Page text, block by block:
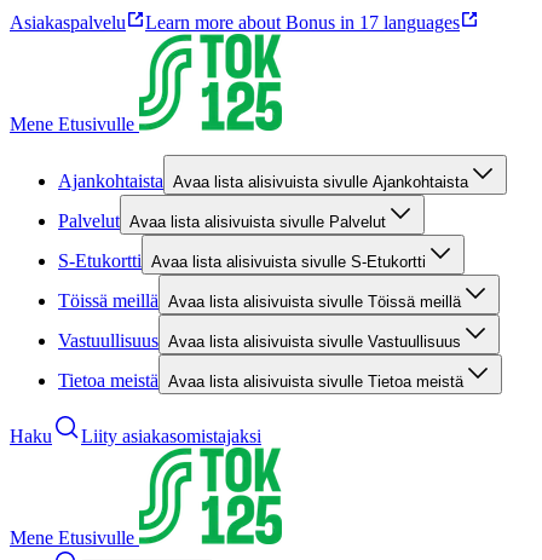
Asiakaspalvelu Learn more about Bonus in 17 languages
Mene Etusivulle
Ajankohtaista Avaa lista alisivuista sivulle Ajankohtaista
Palvelut Avaa lista alisivuista sivulle Palvelut
S-Etukortti Avaa lista alisivuista sivulle S-Etukortti
Töissä meillä Avaa lista alisivuista sivulle Töissä meillä
Vastuullisuus Avaa lista alisivuista sivulle Vastuullisuus
Tietoa meistä Avaa lista alisivuista sivulle Tietoa meistä
Haku Liity asiakasomistajaksi
Mene Etusivulle